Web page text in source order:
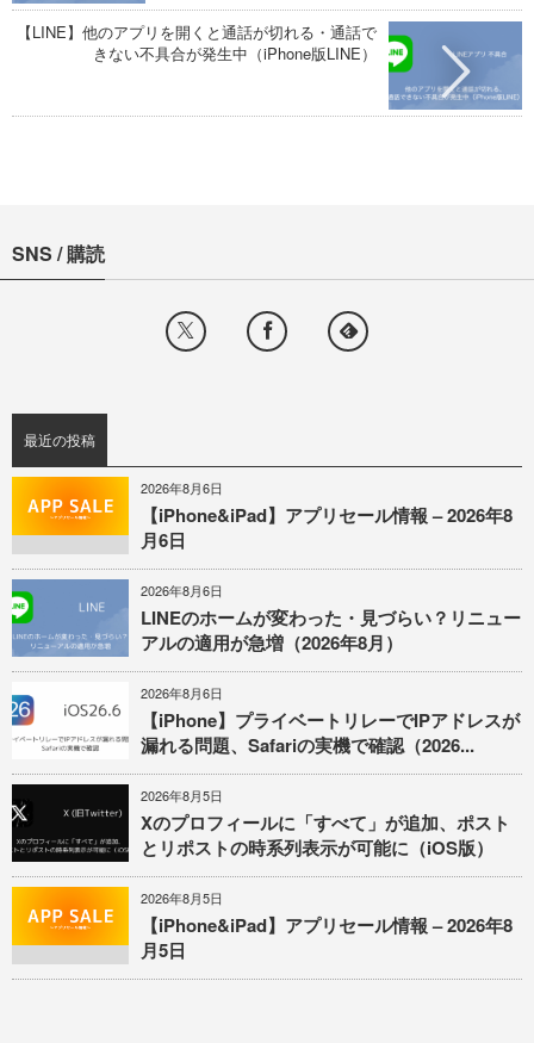
【LINE】他のアプリを開くと通話が切れる・通話で
きない不具合が発生中（iPhone版LINE）
SNS / 購読
最近の投稿
2026年8月6日
【iPhone&iPad】アプリセール情報 – 2026年8
月6日
2026年8月6日
LINEのホームが変わった・見づらい？リニュー
アルの適用が急増（2026年8月）
2026年8月6日
【iPhone】プライベートリレーでIPアドレスが
漏れる問題、Safariの実機で確認（2026...
2026年8月5日
Xのプロフィールに「すべて」が追加、ポスト
とリポストの時系列表示が可能に（iOS版）
2026年8月5日
【iPhone&iPad】アプリセール情報 – 2026年8
月5日